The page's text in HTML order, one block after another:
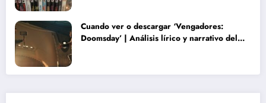
Cuando ver o descargar ‘Vengadores:
Doomsday’ | Análisis lírico y narrativo del